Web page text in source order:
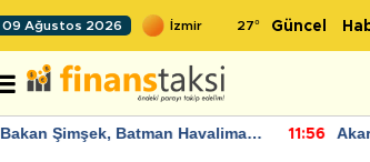
09 Ağustos 2026 27° Güncel
Bakan Şimşek, Batman Havalimanı
11:56